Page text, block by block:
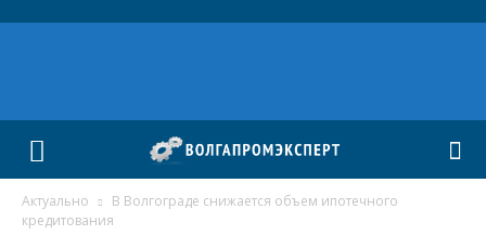
Актуально
В Волгограде снижается объем ипотечного
кредитования